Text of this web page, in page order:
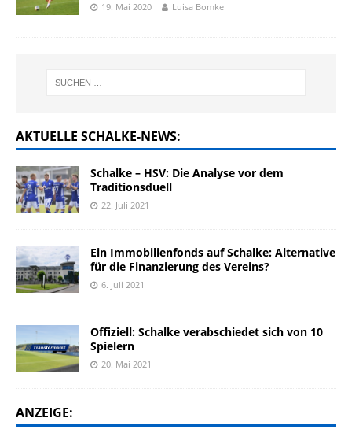
19. Mai 2020 Luisa Bomke
AKTUELLE SCHALKE-NEWS:
Schalke – HSV: Die Analyse vor dem
Traditionsduell
22. Juli 2021
Ein Immobilienfonds auf Schalke: Alternative
für die Finanzierung des Vereins?
6. Juli 2021
Offiziell: Schalke verabschiedet sich von 10
Spielern
20. Mai 2021
ANZEIGE: